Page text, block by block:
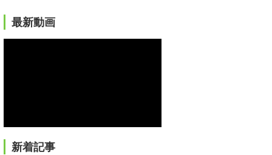
最新動画
新着記事